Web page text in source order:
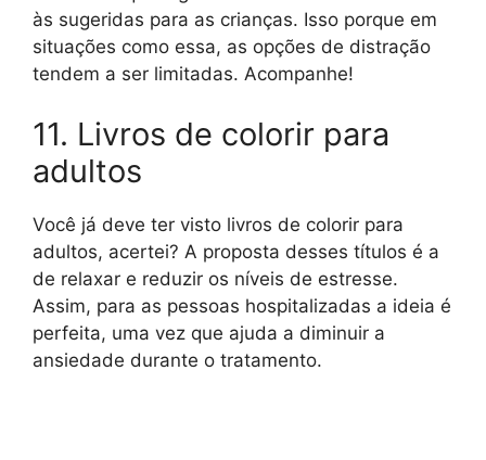
às sugeridas para as crianças. Isso porque em
situações como essa, as opções de distração
tendem a ser limitadas. Acompanhe!
11. Livros de colorir para
adultos
Você já deve ter visto livros de colorir para
adultos, acertei? A proposta desses títulos é a
de relaxar e reduzir os níveis de estresse.
Assim, para as pessoas hospitalizadas a ideia é
perfeita, uma vez que ajuda a diminuir a
ansiedade durante o tratamento.